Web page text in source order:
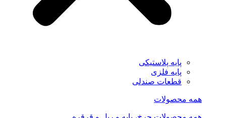
پایه پلاستیکی
پایه فلزی
قطعات صندلی
همه محصولات